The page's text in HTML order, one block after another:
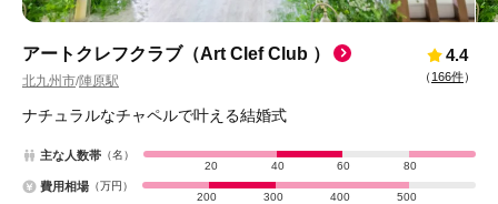
アートクレフクラブ（Art Clef Club ）
北九州市/陣原駅
4.4
（ 166件）
ナチュラルなチャペルで叶える結婚式
主な人数帯 （名）
20
40 60 80
費用相場 （万円）
200
300 400 500